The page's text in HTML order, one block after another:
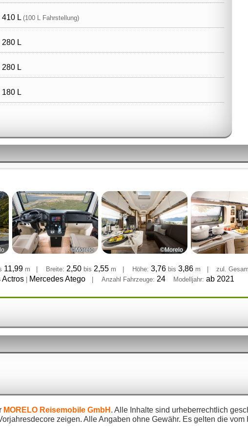
410 L (100 L Fahrstellung)
280 L
280 L
180 L
©Morelo ©Morelo
11,99 m Breite: 2,50 bis 2,55 m Höhe: 3,76 bis 3,86 m zul.
Actros Mercedes Atego Anzahl Fahrzeuge: 24 Modelljahr: ab 2021
MORELO Reisemobile GmbH . Alle Inhalte sind urheberrechtlich
zeigen. Alle Angaben ohne Gewähr. Es gelten die